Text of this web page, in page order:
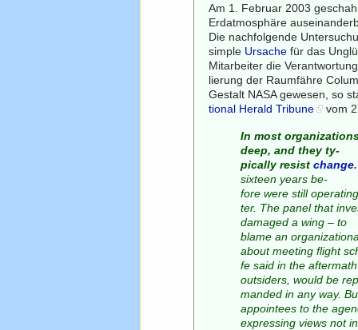
Am 1. Februar 2003
Erdatmosphäre
Die nachfolgende
simple Ursache für das
Mitarbeiter die
lierung der Raumfähre
Gestalt NASA gewesen, so
tional Herald Tribune
vom
In most
deep, and they ty-
pically resistchange.
sixteen years be-
fore were still
ter. The panel that
damaged a wing – to
blame an
about meeting flight
fe said in the
outsiders, would be
manded in any way.
appointees to the
expressing views not